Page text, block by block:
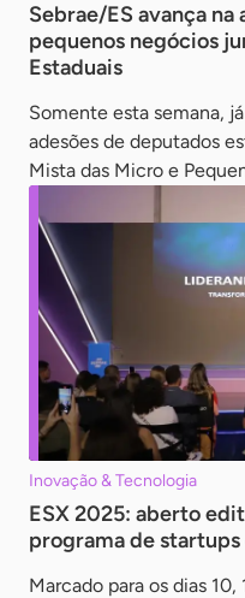
Sebrae/ES avança
pequenos negócios
Estaduais
Somente esta semana,
adesões de deputados
Mista das Micro e
Inovação & Tecnologia
ESX 2025: aberto
programa de
Marcado para os dias